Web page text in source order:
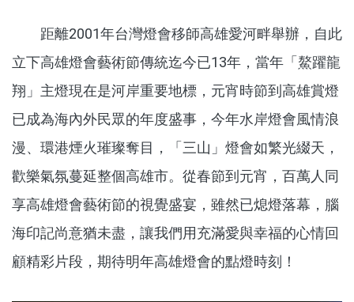
距離2001年台灣燈會移師高雄愛河畔舉辦，自此
立下高雄燈會藝術節傳統迄今已13年，當年「鰲躍龍
翔」主燈現在是河岸重要地標，元宵時節到高雄賞燈
已成為海內外民眾的年度盛事，今年水岸燈會風情浪
漫、環港煙火璀璨奪目，「三山」燈會如繁光綴天，
歡樂氣氛蔓延整個高雄市。從春節到元宵，百萬人同
享高雄燈會藝術節的視覺盛宴，雖然已熄燈落幕，腦
海印記尚意猶未盡，讓我們用充滿愛與幸福的心情回
顧精彩片段，期待明年高雄燈會的點燈時刻！